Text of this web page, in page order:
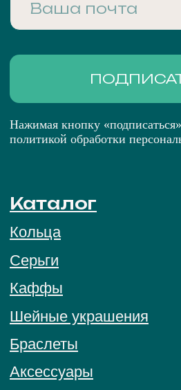
Telegram
MAX
ПОЛИТИКА ОБРАБОТКИ ПЕРСОНАЛЬНЫХ
ДАННЫХ
Браслеты
О нас
Подарочный сертификат
Рекомендации по уходу
+7 (983) 414-81-87
© 2026 BRIGHT ME